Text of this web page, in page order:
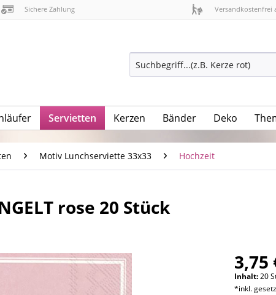
Sichere Zahlung Versandkostenfrei
Servietten Kerzen Bänder Deko
Motiv Lunchserviette 33x33 Hochzeit
rose 20 Stück
3,75
Inhalt:20
*inkl.